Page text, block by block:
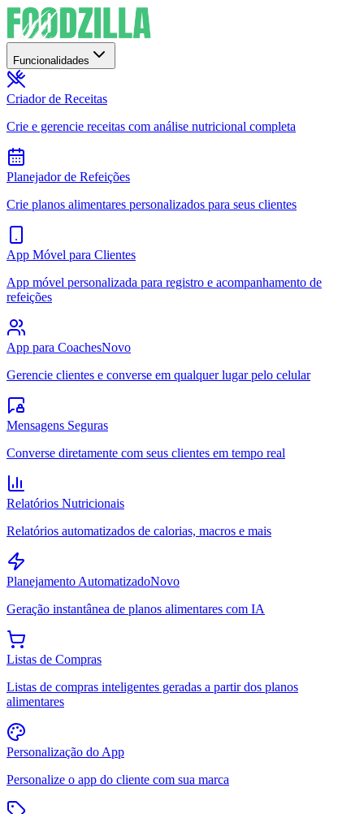
Funcionalidades
Criador de Receitas
Crie e gerencie receitas com análise nutricional completa
Planejador de Refeições
Crie planos alimentares personalizados para seus clientes
App Móvel para Clientes
App móvel personalizada para registro e acompanhamento de
refeições
App para CoachesNovo
Gerencie clientes e converse em qualquer lugar pelo celular
Mensagens Seguras
Converse diretamente com seus clientes em tempo real
Relatórios Nutricionais
Relatórios automatizados de calorias, macros e mais
Planejamento AutomatizadoNovo
Geração instantânea de planos alimentares com IA
Listas de Compras
Listas de compras inteligentes geradas a partir dos planos
alimentares
Personalização do App
Personalize o app do cliente com sua marca